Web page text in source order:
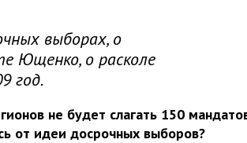
выборах, о
Ющенко, о расколе
год.
не будет слагать 150
от идеи досрочных выборов?